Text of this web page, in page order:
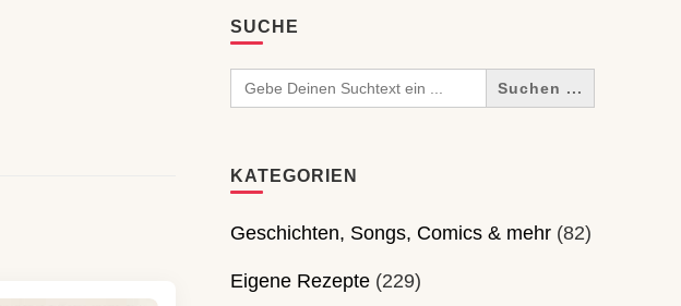
SUCHE
Search
for:
KATEGORIEN
Geschichten, Songs, Comics & mehr(82)
Eigene Rezepte(229)